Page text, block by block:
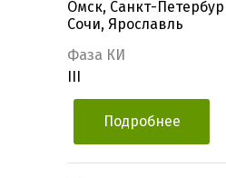
Омск, Санкт-
Сочи, Ярославль
Фаза КИ
Подробнее